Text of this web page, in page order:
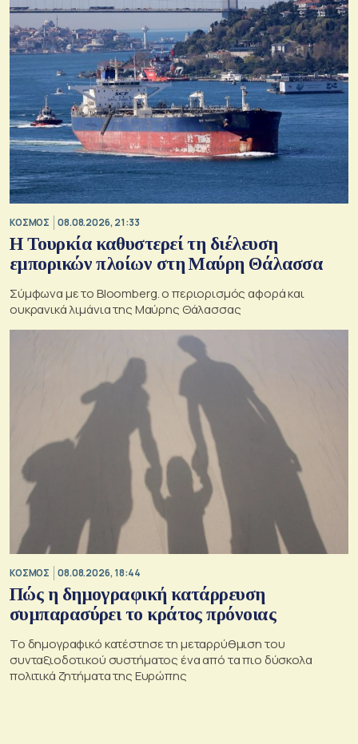
ΚΟΣΜΟΣ 08.08.2026, 21:33
Η Τουρκία καθυστερεί τη διέλευση
εμπορικών πλοίων στη Μαύρη Θάλασσα
Σύμφωνα με το Bloomberg. ο περιορισμός αφορά και
ουκρανικά λιμάνια της Μαύρης Θάλασσας
ΚΟΣΜΟΣ 08.08.2026, 18:44
Πώς η δημογραφική κατάρρευση
συμπαρασύρει το κράτος πρόνοιας
Το δημογραφικό κατέστησε τη μεταρρύθμιση του
συνταξιοδοτικού συστήματος ένα από τα πιο δύσκολα
πολιτικά ζητήματα της Ευρώπης